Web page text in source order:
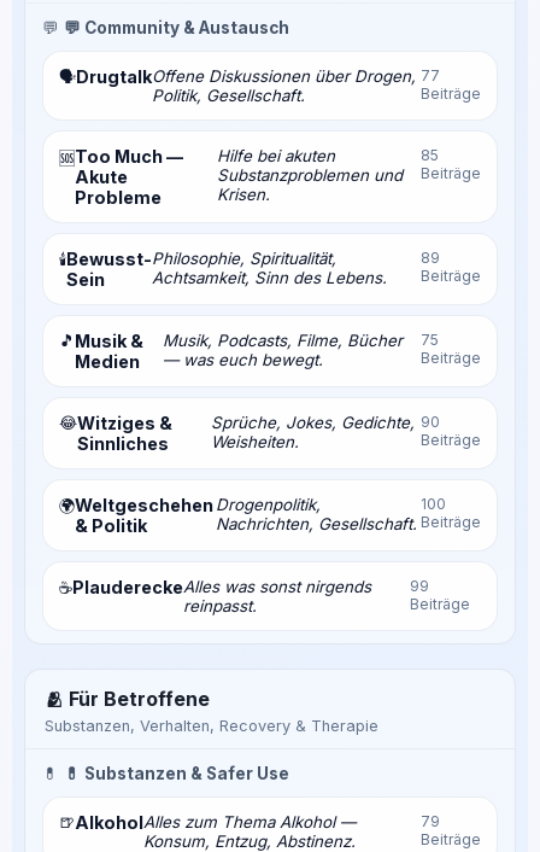
💬 💬 Community & Austausch
🗣️DrugtalkOffene Diskussionen über Drogen,
Politik, Gesellschaft.
77
Beiträge
🆘Too Much —
Akute
Probleme
Hilfe bei akuten
Substanzproblemen und
Krisen.
85
Beiträge
🕯️Bewusst-
Sein
Philosophie, Spiritualität,
Achtsamkeit, Sinn des Lebens.
89
Beiträge
🎵 Musik &
Medien
Musik, Podcasts, Filme, Bücher
— was euch bewegt.
75
Beiträge
😂Witziges &
Sinnliches
Sprüche, Jokes, Gedichte,
Weisheiten.
90
Beiträge
🌍Weltgeschehen
& Politik
Drogenpolitik,
Nachrichten, Gesellschaft.
100
Beiträge
☕PlaudereckeAlles was sonst nirgends
reinpasst.
99
Beiträge
🫂 Für Betroffene
Substanzen, Verhalten, Recovery & Therapie
💊 💊 Substanzen & Safer Use
🍺AlkoholAlles zum Thema Alkohol —
Konsum, Entzug, Abstinenz.
79
Beiträge